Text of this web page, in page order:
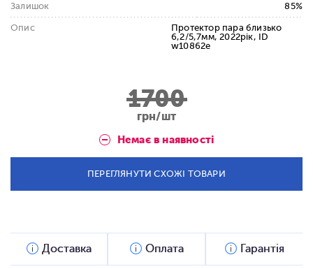
Залишок 85%
Опис
Протектор пара близько
6,2/5,7мм, 2022рік, ID
w10862e
1700
грн/шт
Немає в наявності
ПЕРЕГЛЯНУТИ СХОЖІ ТОВАРИ
Доставка Оплата Гарантія